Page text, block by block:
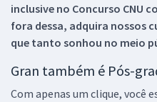
inclusive no Concurso CNU
fora dessa, adquira nossos
que tanto sonhou no meio
Gran também é Pós-
Com apenas um clique, você